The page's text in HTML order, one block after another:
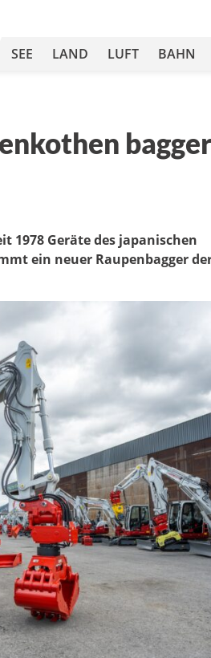
SEE LAND LUFT BAHN
1978 Geräte des japanischen
ein neuer Raupenbagger